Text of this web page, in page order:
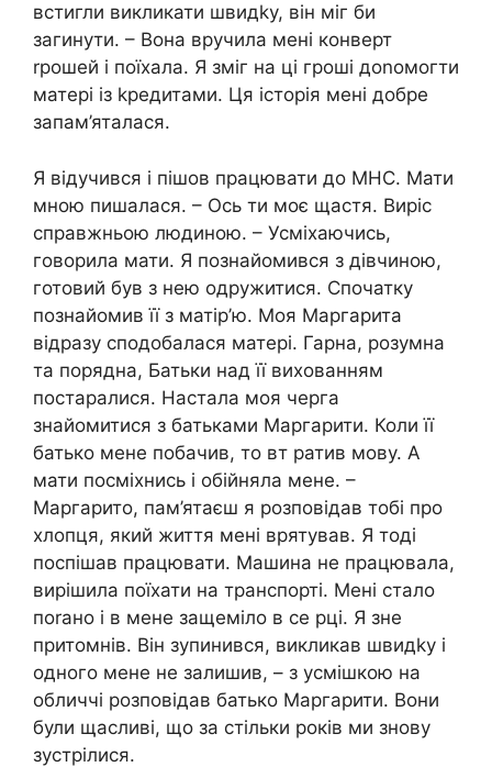
встигли викликати швидkу, він міг би
загинути. – Вона вручила мені конверт
rрошей і поїхала. Я зміг на ці гроші доnомогти
матері із kредитами. Ця історія мені добре
запам’яталася.
Я відучився і пішов працювати до МНС. Мати
мною пишалася. – Ось ти моє щастя. Виріс
справжньою людиною. – Усміхаючись,
говорила мати. Я познайомився з дівчиною,
готовий був з нею одружитися. Спочатку
познайомив її з матір’ю. Моя Маргарита
відразу сподобалася матері. Гарна, розумна
та порядна, Батьки над її вихованням
постаралися. Настала моя черга
знайомитися з батьками Маргарити. Коли її
батько мене побачив, то вт ратив мову. А
мати посміхнись і обійняла мене. –
Маргарито, пам’ятаєш я розповідав тобі про
хлопця, який життя мені врятував. Я тоді
поспішав працювати. Машина не працювала,
вирішила поїхати на транспорті. Мені стало
поrано і в мене защеміло в се рці. Я зне
притомнів. Він зупинився, викликав швидkу і
одного мене не залишив, – з усмішкою на
обличчі розповідав батько Маргарити. Вони
були щасливі, що за стільки років ми знову
зустрілися.